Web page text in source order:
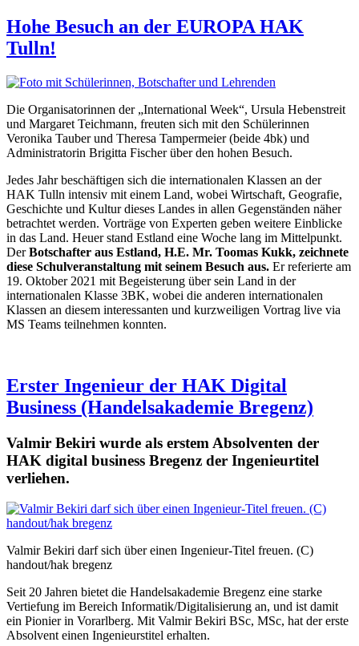
Hohe Besuch an der EUROPA HAK
Tulln!
Die Organisatorinnen der „International Week“, Ursula Hebenstreit
und Margaret Teichmann, freuten sich mit den Schülerinnen
Veronika Tauber und Theresa Tampermeier (beide 4bk) und
Administratorin Brigitta Fischer über den hohen Besuch.
Jedes Jahr beschäftigen sich die internationalen Klassen an der
HAK Tulln intensiv mit einem Land, wobei Wirtschaft, Geografie,
Geschichte und Kultur dieses Landes in allen Gegenständen näher
betrachtet werden. Vorträge von Experten geben weitere Einblicke
in das Land. Heuer stand Estland eine Woche lang im Mittelpunkt.
DerBotschafter aus Estland, H.E. Mr. Toomas Kukk, zeichnete
diese Schulveranstaltung mit seinem Besuch aus. Er referierte am
19. Oktober 2021 mit Begeisterung über sein Land in der
internationalen Klasse 3BK, wobei die anderen internationalen
Klassen an diesem interessanten und kurzweiligen Vortrag live via
MS Teams teilnehmen konnten.
Erster Ingenieur der HAK Digital
Business (Handelsakademie Bregenz)
Valmir Bekiri wurde als erstem Absolventen der
HAK digital business Bregenz der Ingenieurtitel
verliehen.
Valmir Bekiri darf sich über einen Ingenieur-Titel freuen. (C)
handout/hak bregenz
Seit 20 Jahren bietet die Handelsakademie Bregenz eine starke
Vertiefung im Bereich Informatik/Digitalisierung an, und ist damit
ein Pionier in Vorarlberg. Mit Valmir Bekiri BSc, MSc, hat der erste
Absolvent einen Ingenieurstitel erhalten.